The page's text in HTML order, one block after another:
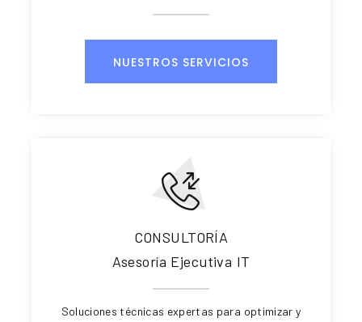
NUESTROS SERVICIOS
CONSULTORÍA
Asesoría Ejecutiva IT
Soluciones técnicas expertas para optimizar y